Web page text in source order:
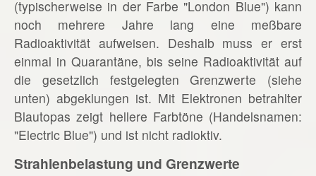
(typischerweise in der Farbe "London Blue") kann
noch mehrere Jahre lang eine meßbare
Radioaktivität aufweisen. Deshalb muss er erst
einmal in Quarantäne, bis seine Radioaktivität auf
die gesetzlich festgelegten Grenzwerte (siehe
unten) abgeklungen ist. Mit Elektronen betrahlter
Blautopas zeigt hellere Farbtöne (Handelsnamen:
"Electric Blue") und ist nicht radioktiv.
Strahlenbelastung und Grenzwerte